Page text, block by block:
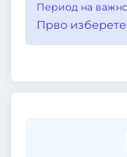
Период на
Прво изберете